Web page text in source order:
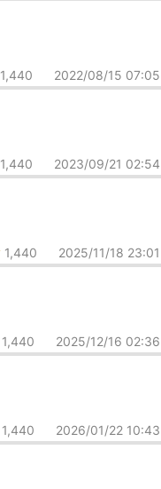
1,440 2022/08/15 07:05
1,440 2023/09/21 02:54
1,440 2025/11/18 23:01
1,440 2025/12/16 02:36
1,440 2026/01/22 10:43